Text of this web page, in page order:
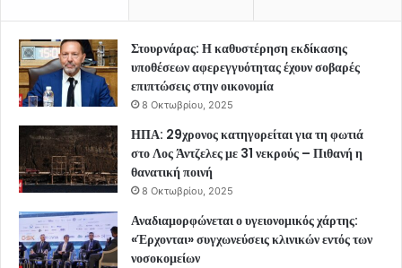
Στουρνάρας: Η καθυστέρηση εκδίκασης
υποθέσεων αφερεγγυότητας έχουν σοβαρές
επιπτώσεις στην οικονομία
8 Οκτωβρίου, 2025
ΗΠΑ: 29χρονος κατηγορείται για τη φωτιά
στο Λος Άντζελες με 31 νεκρούς – Πιθανή η
θανατική ποινή
8 Οκτωβρίου, 2025
Αναδιαμορφώνεται ο υγειονομικός χάρτης:
«Έρχονται» συγχωνεύσεις κλινικών εντός των
νοσοκομείων